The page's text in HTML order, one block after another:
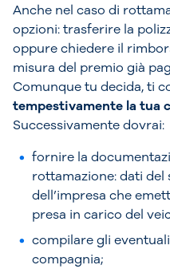
Anche nel caso di
opzioni: trasferire la
oppure chiedere il
misura del premio già
Comunque tu decida, ti
tempestivamente la tua
Successivamente dovrai:
fornire la
rottamazione: dati
dell’impresa che
presa in carico del
compilare gli
compagnia;